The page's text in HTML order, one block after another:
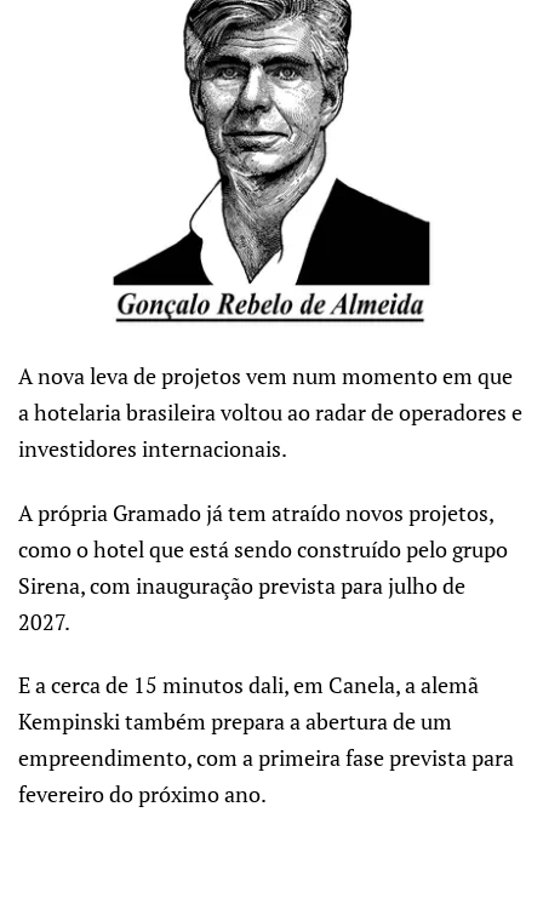
A nova leva de projetos vem num momento em que
a hotelaria brasileira voltou ao radar de operadores e
investidores internacionais.
A própria Gramado já tem atraído novos projetos,
como o hotel que está sendo construído pelo grupo
Sirena, com inauguração prevista para julho de
2027.
E a cerca de 15 minutos dali, em Canela, a alemã
Kempinski também prepara a abertura de um
empreendimento, com a primeira fase prevista para
fevereiro do próximo ano.